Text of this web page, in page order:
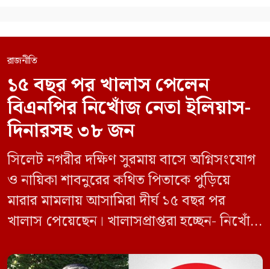
রাজনীতি
১৫ বছর পর খালাস পেলেন
বিএনপির নিখোঁজ নেতা ইলিয়াস-
দিনারসহ ৩৮ জন
সিলেট নগরীর দক্ষিণ সুরমায় বাসে অগ্নিসংযোগ
ও নায়িকা শাবনুরের কথিত পিতাকে পুড়িয়ে
মারার মামলায় আসামিরা দীর্ঘ ১৫ বছর পর
খালাস পেয়েছেন। খালাসপ্রাপ্তরা হচ্ছেন- নিখোঁজ
ইফতেখার আহমদ দিনারসহ ৩৮ জন নেতাকর্মী।